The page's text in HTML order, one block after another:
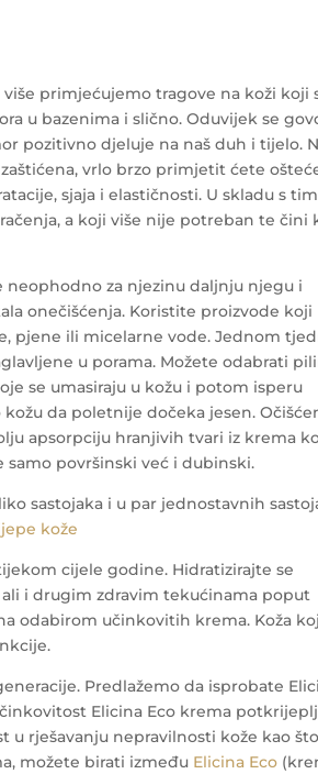
primjećujemo tragove na koži koji
u bazenima i slično. Oduvijek se
pozitivno djeluje na naš duh i tijelo.
vrlo brzo primjetit ćete
sjaja i elastičnosti. U skladu s
a koji više nije potreban te čini
neophodno za njezinu daljnju njegu i
onečišćenja. Koristite proizvode koji
pjene ili micelarne vode. Jednom
u porama. Možete odabrati
se umasiraju u kožu i potom isperu
da poletnije dočeka jesen.
apsorpciju hranjivih tvari iz krema
površinski već i dubinski.
sastojaka i u par jednostavnih
kože
cijele godine. Hidratizirajte se
i drugim zdravim tekućinama poput
odabirom učinkovitih krema. Koža
Predlažemo da isprobate
Elicina Eco krema
rješavanju nepravilnosti kože kao
možete birati između Elicina Eco